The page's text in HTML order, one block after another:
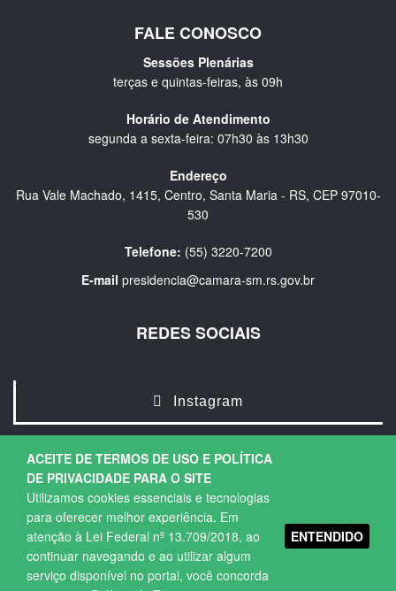
ACEITE DE TERMOS DE USO E POLÍTICA
DE PRIVACIDADE PARA O SITE
Utilizamos cookies essenciais e tecnologias
para oferecer melhor experiência. Em
atenção à Lei Federal nº 13.709/2018, ao
continuar navegando e ao utilizar algum
serviço disponível no portal, você concorda
ENTENDIDO
FALE CONOSCO
Sessões Plenárias
terças e quintas-feiras, às 09h
Horário de Atendimento
segunda a sexta-feira: 07h30 às 13h30
Endereço
Rua Vale Machado, 1415, Centro, Santa Maria - RS, CEP 97010-
530
Telefone: (55) 3220-7200
E-mail presidencia@camara-sm.rs.gov.br
REDES SOCIAIS
Instagram
Copyright © 2026. Todos os direitos Reservados.
Política de Privacidade |Termos de Uso